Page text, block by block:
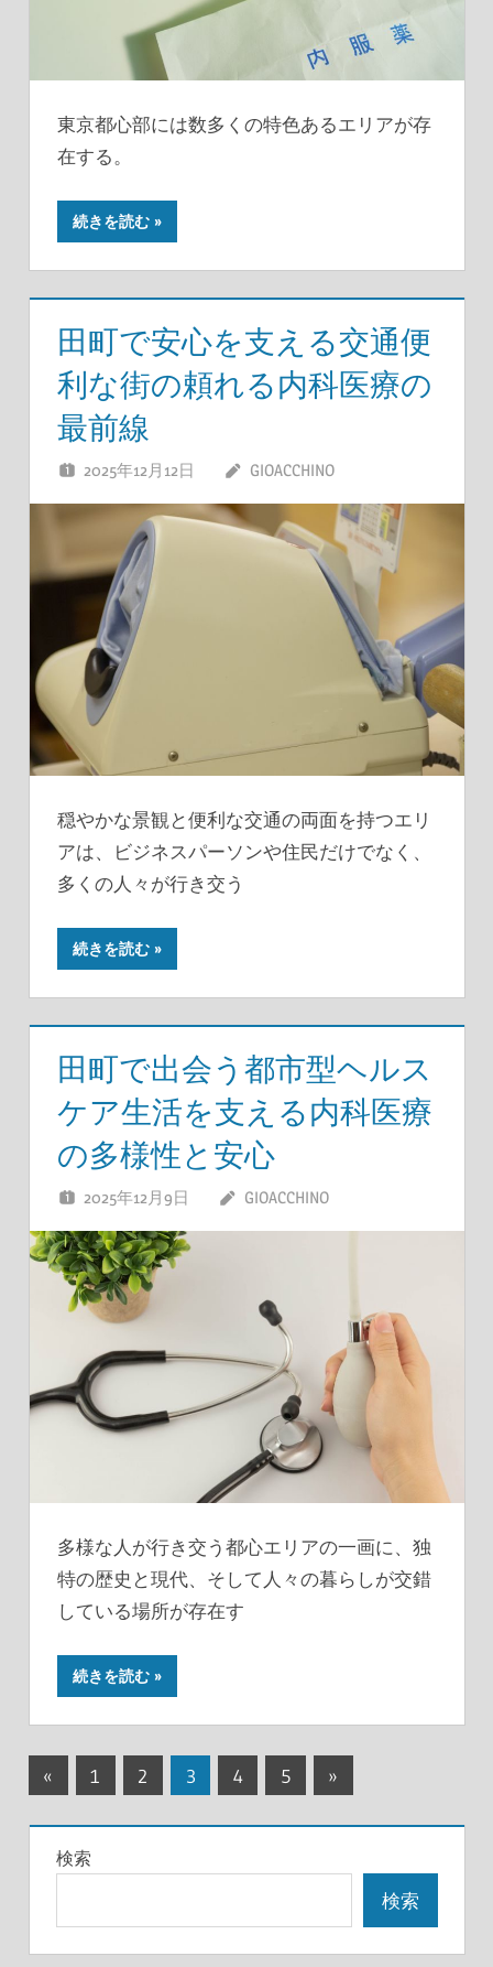
東京都心部には数多くの特色あるエリアが存
在する。
続きを読む
田町で安心を支える交通便
利な街の頼れる内科医療の
最前線
2025年12月12日 GIOACCHINO
穏やかな景観と便利な交通の両面を持つエリ
アは、ビジネスパーソンや住民だけでなく、
多くの人々が行き交う
続きを読む
田町で出会う都市型ヘルス
ケア生活を支える内科医療
の多様性と安心
2025年12月9日 GIOACCHINO
多様な人が行き交う都心エリアの一画に、独
特の歴史と現代、そして人々の暮らしが交錯
している場所が存在す
続きを読む
投
稿
の
ー
«
事
1 2 3 4 5
次
事
»
検索
検索